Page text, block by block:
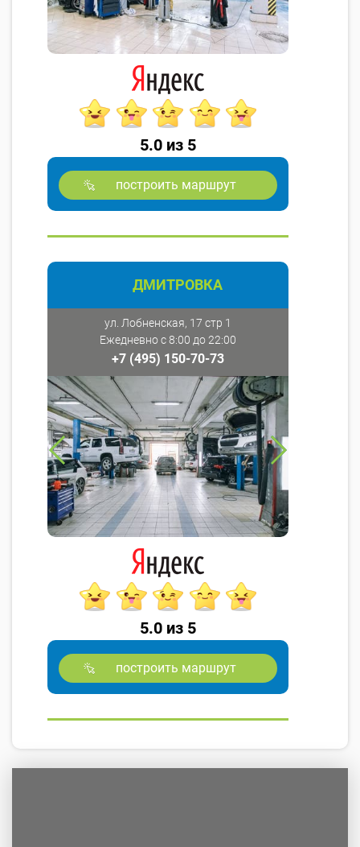
5.0 из 5
построить маршрут
ДМИТРОВКА
ул. Лобненская, 17 стр 1
Ежедневно с 8:00 до 22:00
+7 (495) 150-70-73
5.0 из 5
построить маршрут